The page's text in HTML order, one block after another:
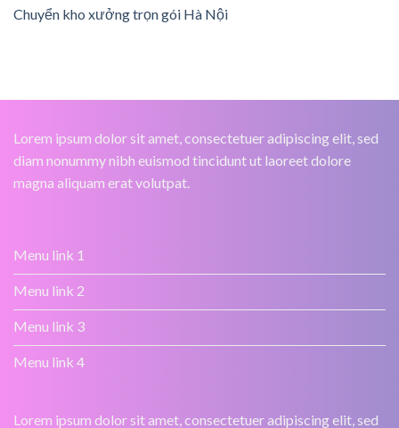
Chuyển kho xưởng trọn gói Hà Nội
Lorem ipsum dolor sit amet, consectetuer adipiscing elit, sed
diam nonummy nibh euismod tincidunt ut laoreet dolore
magna aliquam erat volutpat.
Menu link 1
Menu link 2
Menu link 3
Menu link 4
Lorem ipsum dolor sit amet, consectetuer adipiscing elit, sed